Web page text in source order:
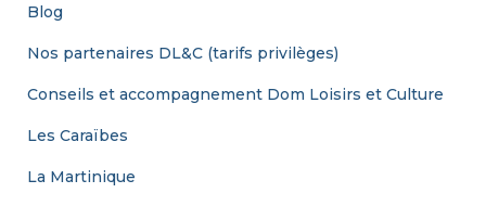
Blog
Nos partenaires DL&C (tarifs privilèges)
Conseils et accompagnement Dom Loisirs et Culture
Les Caraïbes
La Martinique